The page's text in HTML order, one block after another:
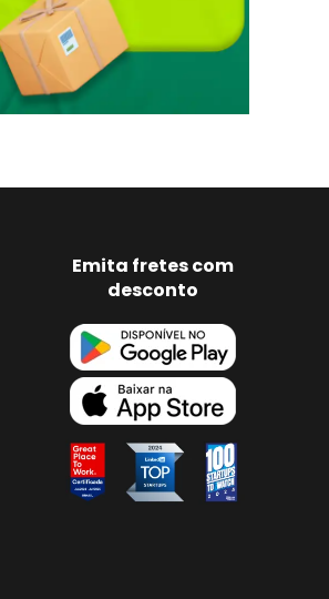
Emita fretes com
desconto